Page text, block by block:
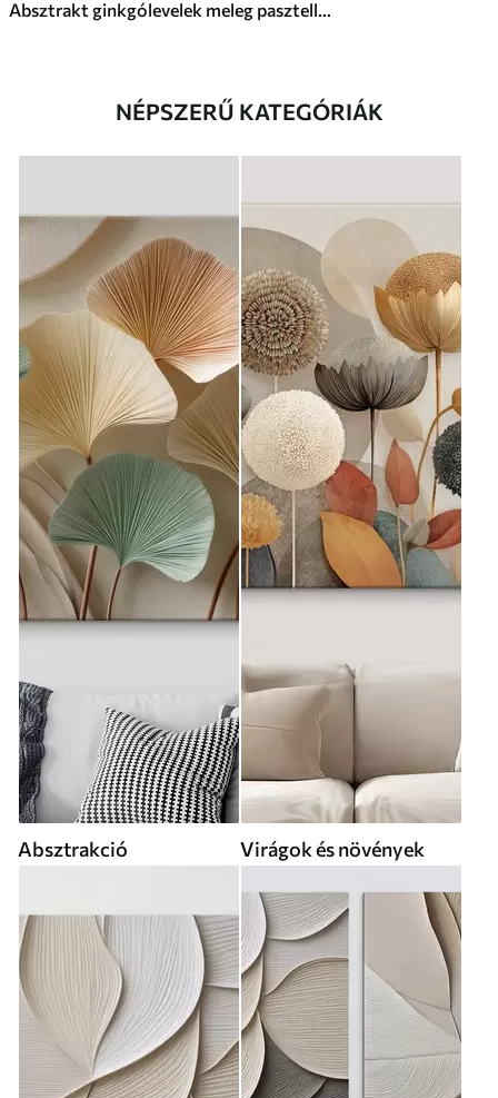
Absztrakt ginkgólevelek meleg pasztell színekben
NÉPSZERŰ KATEGÓRIÁK
Absztrakció Virágok és növények